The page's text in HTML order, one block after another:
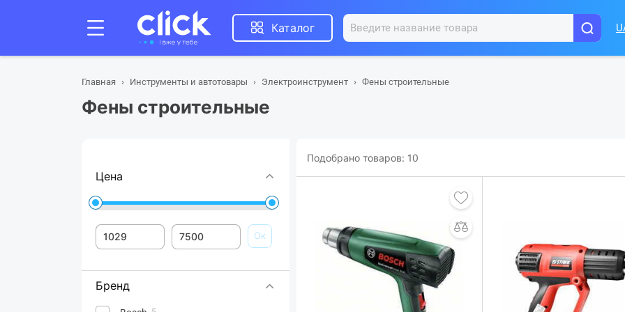
Каталог
Главная Инструменты и автотовары Электроинструмент Фены строительные
Фены строительные
Цена
Ок
Бренд
Подобрано товаров: 10